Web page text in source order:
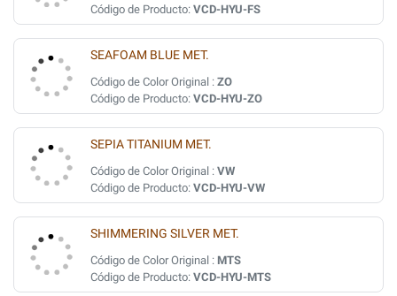
Código de Producto: VCD-HYU-FS
SEAFOAM BLUE MET.
Código de Color Original : ZO
Código de Producto: VCD-HYU-ZO
SEPIA TITANIUM MET.
Código de Color Original : VW
Código de Producto: VCD-HYU-VW
SHIMMERING SILVER MET.
Código de Color Original : MTS
Código de Producto: VCD-HYU-MTS